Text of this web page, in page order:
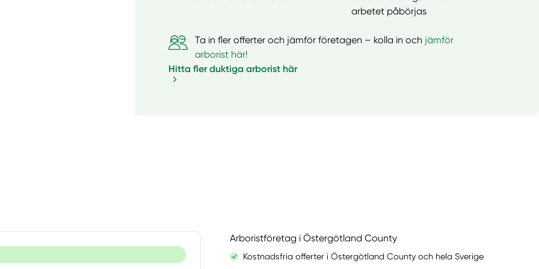
arbetet påbörjas
Ta in fler offerter och jämför företagen – kolla in och jämför
arborist här!
Hitta fler duktiga arborist här
Arboristföretag i Östergötland County
Kostnadsfria offerter i Östergötland County och hela Sverige